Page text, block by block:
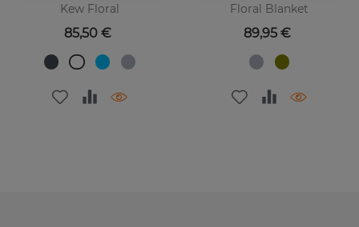
Kew Floral
Preis
85,50 €
Floral Blanket
Preis
89,95 €